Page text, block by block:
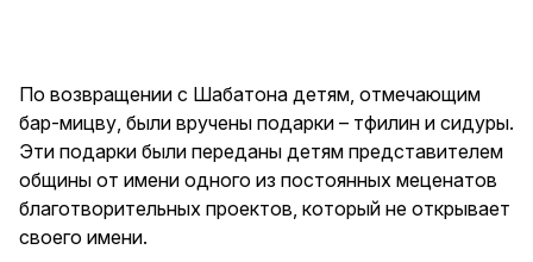
По возвращении с Шабатона детям, отмечающим
бар-мицву, были вручены подарки – тфилин и сидуры.
Эти подарки были переданы детям представителем
общины от имени одного из постоянных меценатов
благотворительных проектов, который не открывает
своего имени.